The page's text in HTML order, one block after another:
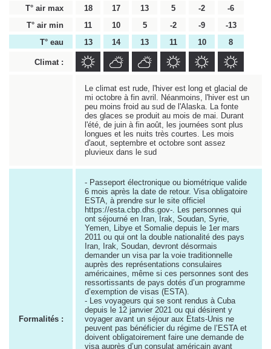
T° air max
18 17 13 5 -2
-6
T° air min
11 10 5 -2 -9
-13
T° eau
13 14 13 11 10 8
Climat :
Le climat est rude, l'hiver est long et glacial de
mi octobre à fin avril. Néanmoins, l'hiver est un
peu moins froid au sud de l'Alaska. La fonte
des glaces se produit au mois de mai. Durant
l'été, de juin à fin août, les journées sont plus
longues et les nuits très courtes. Les mois
d'aout, septembre et octobre sont assez
pluvieux dans le sud
Formalités :
- Passeport électronique ou biométrique valide
6 mois après la date de retour. Visa obligatoire
ESTA, à prendre sur le site officiel
https://esta.cbp.dhs.gov-. Les personnes qui
ont séjourné en Iran, Irak, Soudan, Syrie,
Yemen, Libye et Somalie depuis le 1er mars
2011 ou qui ont la double nationalité des pays
Iran, Irak, Soudan, devront désormais
demander un visa par la voie traditionnelle
auprès des représentations consulaires
américaines, même si ces personnes sont des
ressortissants de pays dotés d’un programme
d’exemption de visas (ESTA).
- Les voyageurs qui se sont rendus à Cuba
depuis le 12 janvier 2021 ou qui désirent y
voyager avant un séjour aux Etats-Unis ne
peuvent pas bénéficier du régime de l’ESTA et
doivent obligatoirement faire une demande de
visa auprès d’un consulat américain avant